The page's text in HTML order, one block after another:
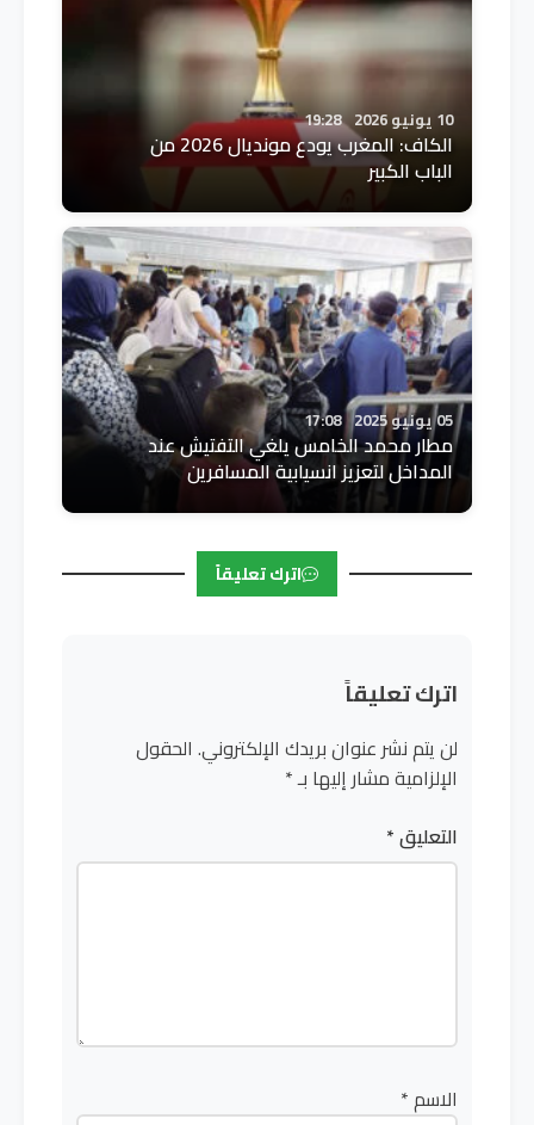
10 يونيو 2026 19:28
الكاف: المغرب يودع مونديال 2026 من
الباب الكبير
05 يونيو 2025 17:08
مطار محمد الخامس يلغي التفتيش عند
المداخل لتعزيز انسيابية المسافرين
اترك تعليقاً
اترك تعليقاً
لن يتم نشر عنوان بريدك الإلكتروني. الحقول
الإلزامية مشار إليها بـ*
التعليق*
الاسم*